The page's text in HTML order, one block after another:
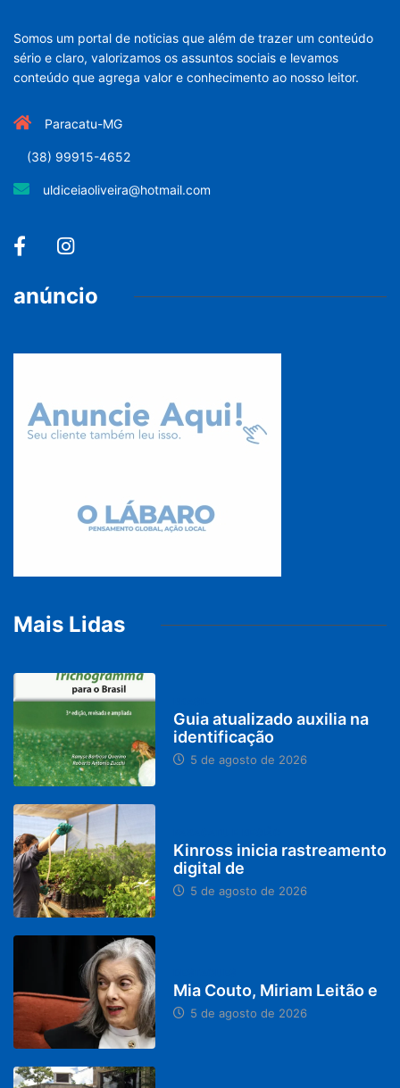
Somos um portal de noticias que além de trazer um conteúdo
sério e claro, valorizamos os assuntos sociais e levamos
conteúdo que agrega valor e conhecimento ao nosso leitor.
Paracatu-MG
(38) 99915-4652
uldiceiaoliveira@hotmail.com
anúncio
Mais Lidas
Guia atualizado auxilia na
identificação
5 de agosto de 2026
Kinross inicia rastreamento
digital de
5 de agosto de 2026
Mia Couto, Miriam Leitão e
5 de agosto de 2026